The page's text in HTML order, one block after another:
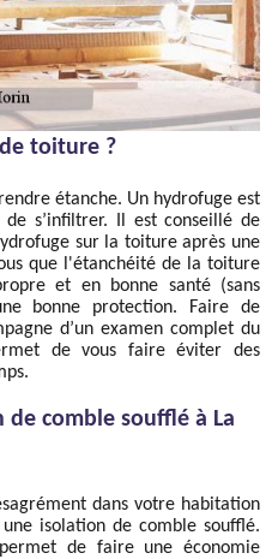
toiture ?
étanche. Un hydrofuge est
s’infiltrer. Il est conseillé de
sur la toiture après une
que l'étanchéité de la toiture
et en bonne santé (sans
bonne protection. Faire de
d’un examen complet du
de vous faire éviter des
comble soufflé à La
dans votre habitation
isolation de comble soufflé.
de faire une économie